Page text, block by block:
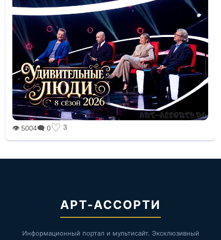
👁 5004🗨 0♡ 3
АРТ-АССОРТИ
Информационный портал и мультисайт. Эксклюзивный